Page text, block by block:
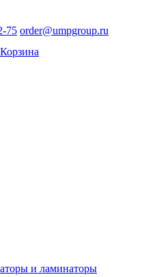
75 order@umpgroup.ru
Корзина
и ламинаторы